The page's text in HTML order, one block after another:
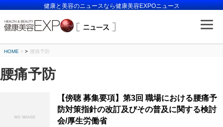
健康と美容のニュースなら健康美容EXPOニュース
HOME > 腰痛予防
腰痛予防
【傍聴 募集要項】第3回 職場における腰痛予
防対策指針の改訂及びその普及に関する検討
会/厚生労働省